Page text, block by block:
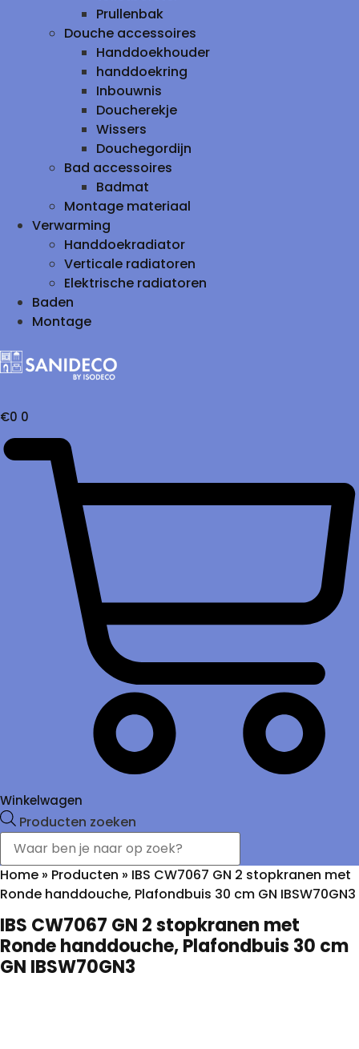
Prullenbak
Douche accessoires
Handdoekhouder
handdoekring
Inbouwnis
Doucherekje
Wissers
Douchegordijn
Bad accessoires
Badmat
Montage materiaal
Verwarming
Handdoekradiator
Verticale radiatoren
Elektrische radiatoren
Baden
Montage
€0 0
Winkelwagen
Producten zoeken
Home » Producten » IBS CW7067 GN 2 stopkranen met
Ronde handdouche, Plafondbuis 30 cm GN IBSW70GN3
IBS CW7067 GN 2 stopkranen met
Ronde handdouche, Plafondbuis 30 cm
GN IBSW70GN3